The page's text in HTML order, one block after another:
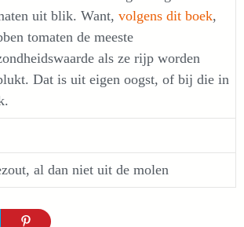
uit blik. Want, volgens dit boek,
tomaten de meeste
als ze rijp worden
Dat is uit eigen oogst, of bij die in
al dan niet uit de molen